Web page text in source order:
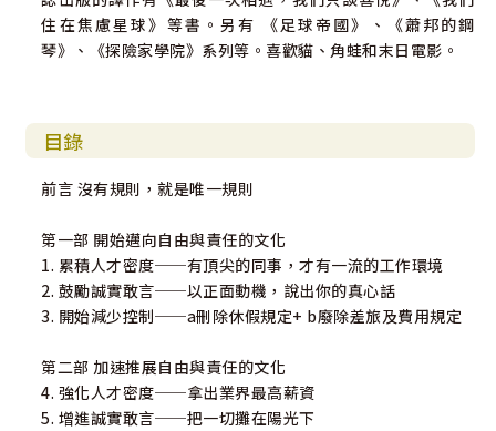
s）
x成為二十一世紀創新能力最強公司的步驟和心法全數昭告天
下。條理清晰、引人注目、獨具魅力，值得（尤其又是關於N
etflix的書）熬夜追完。多希望我起步創業時就讀過這本書，
書。」──Netflix共同創辦人 藍道夫（Marc Randolph）
「獨特的自由與責任文化及靈活的適應力，正加速推動Netfli
x在全球崛起。海斯汀和梅爾在《零規則》中，揭露Netflix
業領袖知道如何吸引頂尖人才、釋放人才的創意能量，驅動
企業走向卓越。」──前美國國安顧問及聯合國常駐代表 萊
斯（Susan E. Rice）
住在焦慮星球》等書。另有 《足球帝國》、《蕭邦的鋼
琴》、《探險家學院》系列等。喜歡貓、角蛙和末日電影。
目錄
前言 沒有規則，就是唯一規則
第一部 開始邁向自由與責任的文化
1. 累積人才密度──有頂尖的同事，才有一流的工作環境
2. 鼓勵誠實敢言──以正面動機，說出你的真心話
3. 開始減少控制──a刪除休假規定+ b廢除差旅及費用規定
第二部 加速推展自由與責任的文化
4. 強化人才密度──拿出業界最高薪資
5. 增進誠實敢言──把一切攤在陽光下